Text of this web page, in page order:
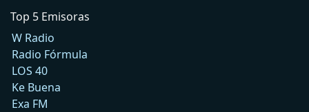
Top 5 Emisoras
W Radio
Radio Fórmula
LOS 40
Ke Buena
Exa FM